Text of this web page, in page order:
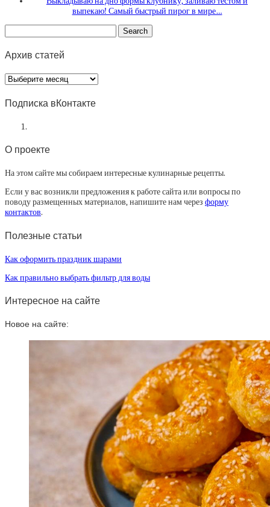
выпекаю! Самый быстрый пирог в мире…
Архив статей
Архив
статей
Подписка вКонтакте
О проекте
На этом сайте мы собираем интересные кулинарные рецепты.
Если у вас возникли предложения к работе сайта или вопросы по
поводу размещенных материалов, напишите нам через форму
контактов.
Полезные статьи
Как оформить праздник шарами
Как правильно выбрать фильтр для воды
Интересное на сайте
Новое на сайте: